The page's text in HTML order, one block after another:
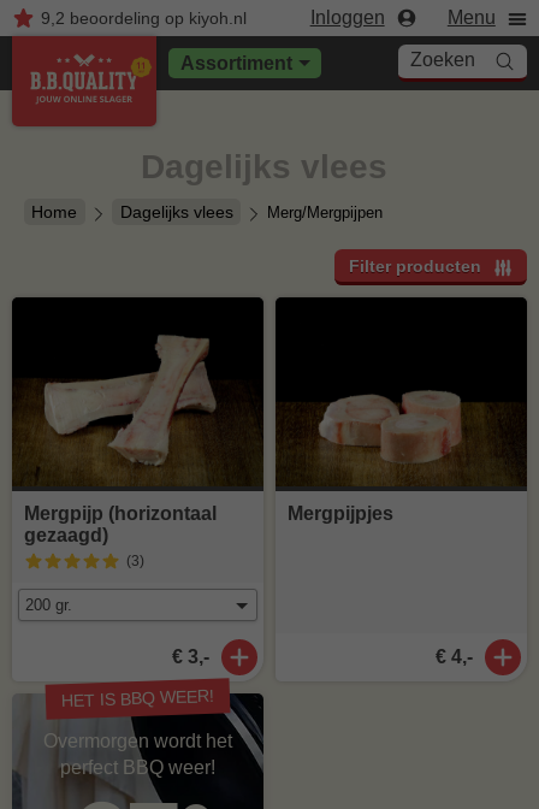
9,2 beoordelingop kiyoh.nl Inloggen Menu
Assortiment Zoeken
Home Dagelijks vlees Merg/Mergpijpen
Dagelijks vlees
Filter producten
Mergpijp (horizontaal
gezaagd)
(3)
€ 3,-
Mergpijpjes
€ 4,-
HET IS BBQ WEER!
Overmorgen wordt het
perfect BBQ weer!